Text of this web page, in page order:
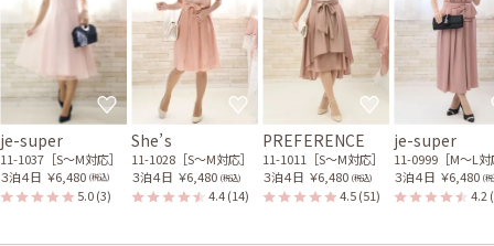
je-super
11-1037［S〜M対応］
３泊４日 ￥6,480 (税込)
5.0(3)
She’s
11-1028［S〜M対応］
３泊４日 ￥6,480 (税込)
4.4(14)
PREFERENCE
11-1011［S〜M対応］
３泊４日 ￥6,480 (税込)
4.5(51)
je-super
11-0999［M〜L
３泊４日 ￥6,480 (
4.2